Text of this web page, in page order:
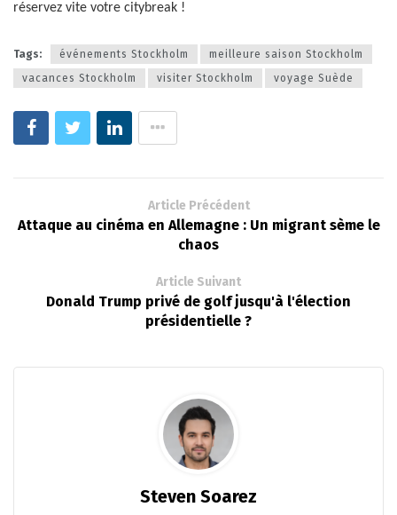
réservez vite votre citybreak !
Tags: événements Stockholm
meilleure saison Stockholm
vacances Stockholm
visiter Stockholm voyage Suède
Article Précédent
Attaque au cinéma en Allemagne : Un migrant sème le
chaos
Article Suivant
Donald Trump privé de golf jusqu'à l'élection
présidentielle ?
Steven Soarez